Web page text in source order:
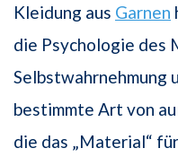
Kleidung aus Garnen
die Psychologie des
Selbstwahrnehmung
bestimmte Art von
die das „Material“